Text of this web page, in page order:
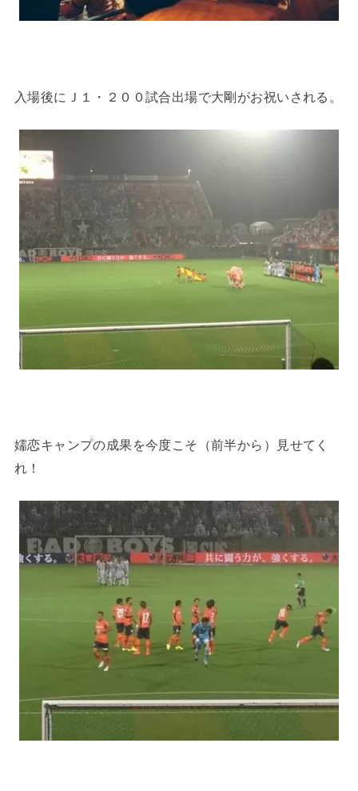
入場後にＪ１・２００試合出場で大剛がお祝いされる。
嬬恋キャンプの成果を今度こそ（前半から）見せてく
れ！